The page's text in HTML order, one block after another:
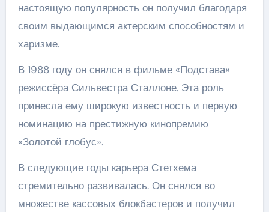
настоящую популярность он получил благодаря
своим выдающимся актерским способностям и
харизме.
В 1988 году он снялся в фильме «Подстава»
режиссёра Сильвестра Сталлоне. Эта роль
принесла ему широкую известность и первую
номинацию на престижную кинопремию
«Золотой глобус».
В следующие годы карьера Стетхема
стремительно развивалась. Он снялся во
множестве кассовых блокбастеров и получил